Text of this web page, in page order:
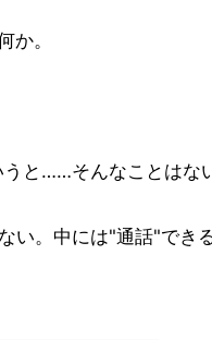
か。
と……そんなことはな
い。中には"通話"でき